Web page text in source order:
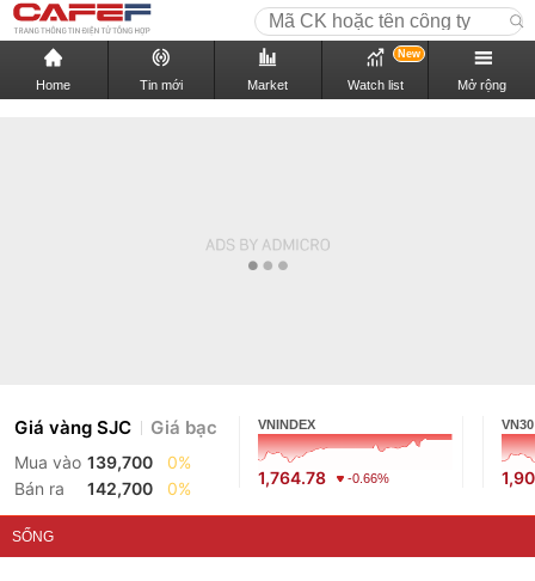
Home Tin mới Market Watch list
New
Mở rộng
Giá vàng SJC Giá bạc
Mua vào 139,700
0%
Bán ra
142,700 0%
VNINDEX
1,764.78 -0.66%
VN30
SỐNG